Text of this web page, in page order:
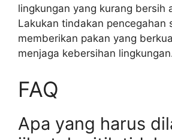
lingkungan yang kurang bersih
Lakukan tindakan pencegahan
memberikan pakan yang
menjaga kebersihan
FAQ
Apa yang harus